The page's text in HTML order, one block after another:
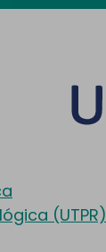
(UTPR)